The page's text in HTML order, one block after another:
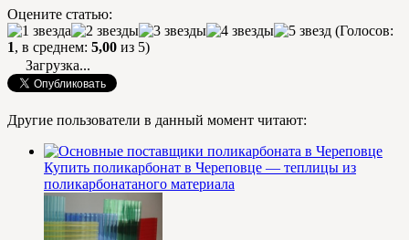
Оцените статью:
(Голосов:
1, в среднем: 5,00 из 5)
Загрузка...
Другие пользователи в данный момент читают:
Купить поликарбонат в Череповце — теплицы из
поликарбонатаного материала